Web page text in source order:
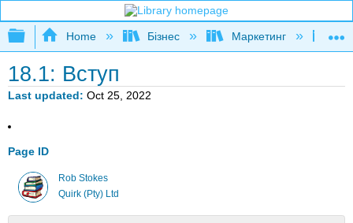
Expand/collapse global hierarchy
Home Бізнес Маркетинг
18.1: Вступ
Last updated Oct 25, 2022
Page ID
Rob Stokes
Quirk (Pty) Ltd